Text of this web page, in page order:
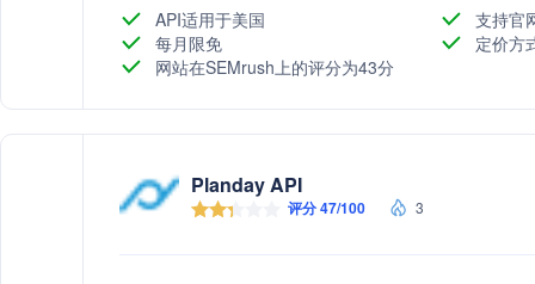
API适用于美国
支持官
每月限免
定价方
网站在SEMrush上的评分为43分
Planday API
评分 47/100 3